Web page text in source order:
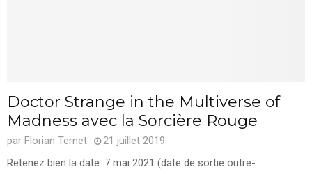
Doctor Strange in the Multiverse of
Madness avec la Sorcière Rouge
par Florian Ternet
21 juillet 2019
Retenez bien la date. 7 mai 2021 (date de sortie outre-